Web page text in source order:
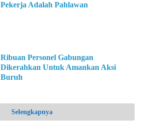
Pekerja Adalah Pahlawan
Ribuan Personel Gabungan
Dikerahkan Untuk Amankan Aksi
Buruh
Selengkapnya